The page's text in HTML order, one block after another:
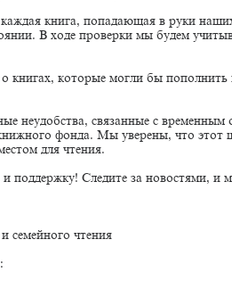
книга, попадающая в руки
В ходе проверки мы будем
о книгах, которые могли бы
неудобства, связанные с временным
фонда. Мы уверены, что этот
для чтения.
поддержку! Следите за новостями, и
семейного чтения